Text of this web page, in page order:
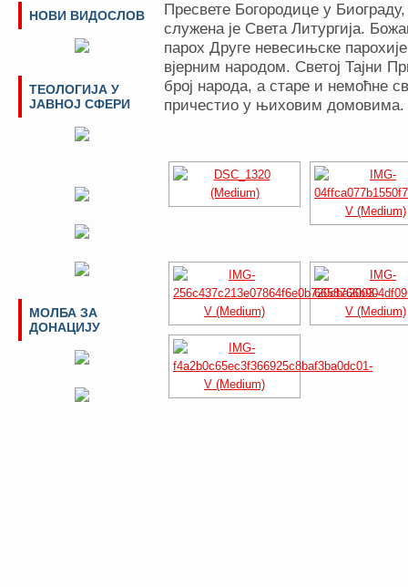
Пресвете Богородице у
служена је Света Литургија.
парох Друге невесињске
вјерним народом. Светој Тајни
број народа, а старе и немоћне
причестио у њиховим домовима.
НОВИ ВИДОСЛОВ
ТЕОЛОГИЈА У
ЈАВНОЈ СФЕРИ
МОЛБА ЗА
ДОНАЦИЈУ